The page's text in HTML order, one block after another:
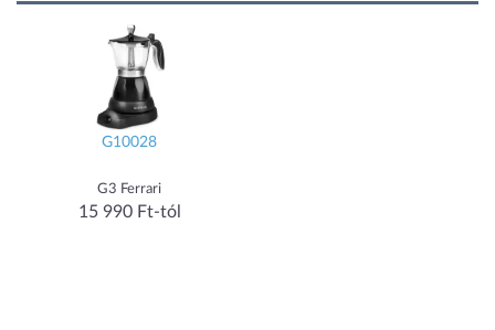
G10028
G3 Ferrari
15 990 Ft-tól